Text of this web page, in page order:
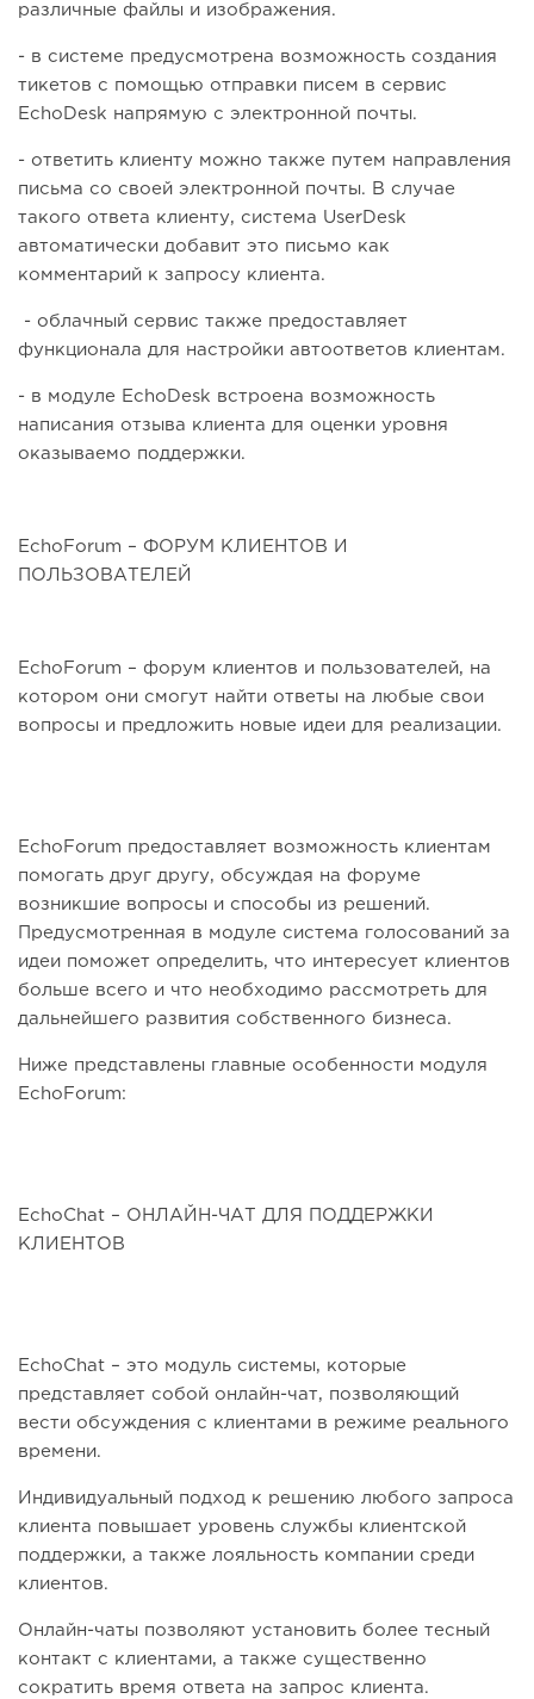
различные файлы и изображения.
- в системе предусмотрена возможность создания
тикетов с помощью отправки писем в сервис
EchoDesk напрямую с электронной почты.
- ответить клиенту можно также путем направления
письма со своей электронной почты. В случае
такого ответа клиенту, система UserDesk
автоматически добавит это письмо как
комментарий к запросу клиента.
- облачный сервис также предоставляет
функционала для настройки автоответов клиентам.
- в модуле EchoDesk встроена возможность
написания отзыва клиента для оценки уровня
оказываемо поддержки.
EchoForum – ФОРУМ КЛИЕНТОВ И
ПОЛЬЗОВАТЕЛЕЙ
EchoForum – форум клиентов и пользователей, на
котором они смогут найти ответы на любые свои
вопросы и предложить новые идеи для реализации.
EchoForum предоставляет возможность клиентам
помогать друг другу, обсуждая на форуме
возникшие вопросы и способы из решений.
Предусмотренная в модуле система голосований за
идеи поможет определить, что интересует клиентов
больше всего и что необходимо рассмотреть для
дальнейшего развития собственного бизнеса.
Ниже представлены главные особенности модуля
EchoForum:
EchoChat – ОНЛАЙН-ЧАТ ДЛЯ ПОДДЕРЖКИ
КЛИЕНТОВ
EchoChat – это модуль системы, которые
представляет собой онлайн-чат, позволяющий
вести обсуждения с клиентами в режиме реального
времени.
Индивидуальный подход к решению любого запроса
клиента повышает уровень службы клиентской
поддержки, а также лояльность компании среди
клиентов.
Онлайн-чаты позволяют установить более тесный
контакт с клиентами, а также существенно
сократить время ответа на запрос клиента.